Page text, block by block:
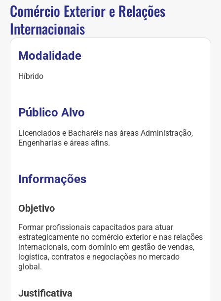
Comércio Exterior e Relações
Internacionais
Modalidade
Híbrido
Público Alvo
Licenciados e Bacharéis nas áreas Administração,
Engenharias e áreas afins.
Informações
Objetivo
Formar profissionais capacitados para atuar
estrategicamente no comércio exterior e nas relações
internacionais, com domínio em gestão de vendas,
logística, contratos e negociações no mercado
global.
Justificativa